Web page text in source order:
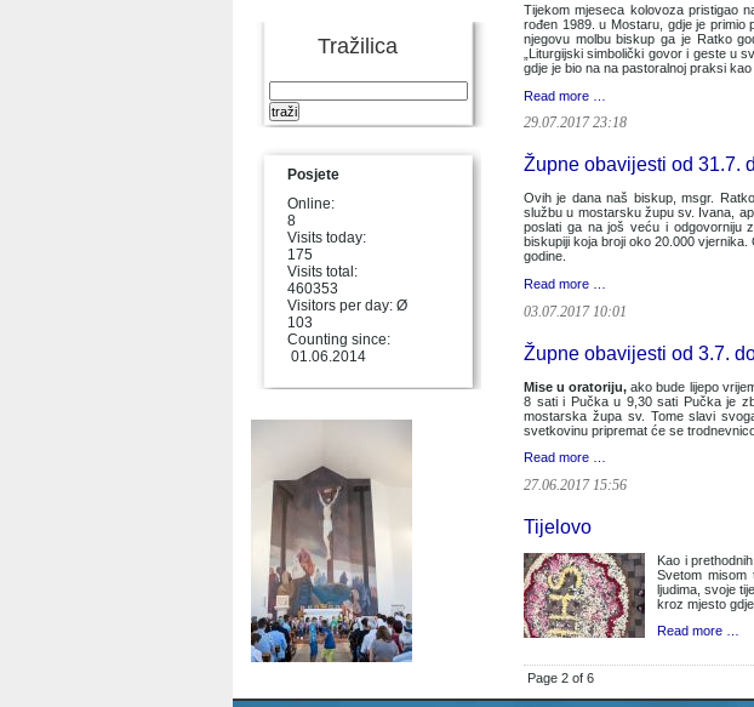
Tijekom mjeseca kolovoza pristigao
rođen 1989. u Mostaru, gdje je
njegovu molbu biskup ga je Ratko
„Liturgijski simbolički govor i geste u
gdje je bio na na pastoralnoj praksi kao
Read more …
29.07.2017 23:18
Župne obavijesti od 31.7.
Ovih je dana naš biskup, msgr.
službu u mostarsku župu sv. Ivana,
poslati ga na još veću i odgovorniju
biskupiji koja broji oko 20.000
godine.
Read more …
03.07.2017 10:01
Župne obavijesti od 3.7.
Mise u oratoriju,ako bude lijepo
8 sati i Pučka u 9,30 sati Pučka je
mostarska župa sv. Tome slavi
svetkovinu pripremat će se
Read more …
27.06.2017 15:56
Tijelovo
Kao i
Svetom misom
ljudima, svoje
kroz mjesto
Read more …
Page 2 of 6
Tražilica
Posjete
Online:
8
Visits today:
175
Visits total:
460353
Visitors per day: Ø
103
Counting since:
01.06.2014